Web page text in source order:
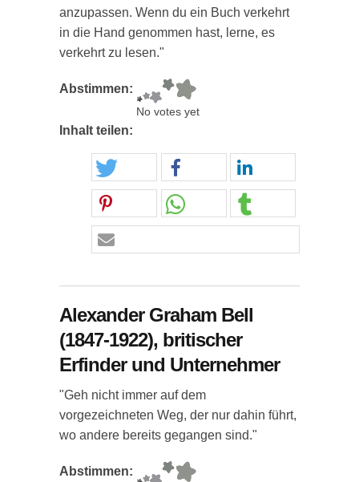
anzupassen. Wenn du ein Buch verkehrt
in die Hand genommen hast, lerne, es
verkehrt zu lesen."
Abstimmen:
No votes yet
Inhalt teilen:
Alexander Graham Bell
(1847-1922), britischer
Erfinder und Unternehmer
"Geh nicht immer auf dem
vorgezeichneten Weg, der nur dahin führt,
wo andere bereits gegangen sind."
Abstimmen: